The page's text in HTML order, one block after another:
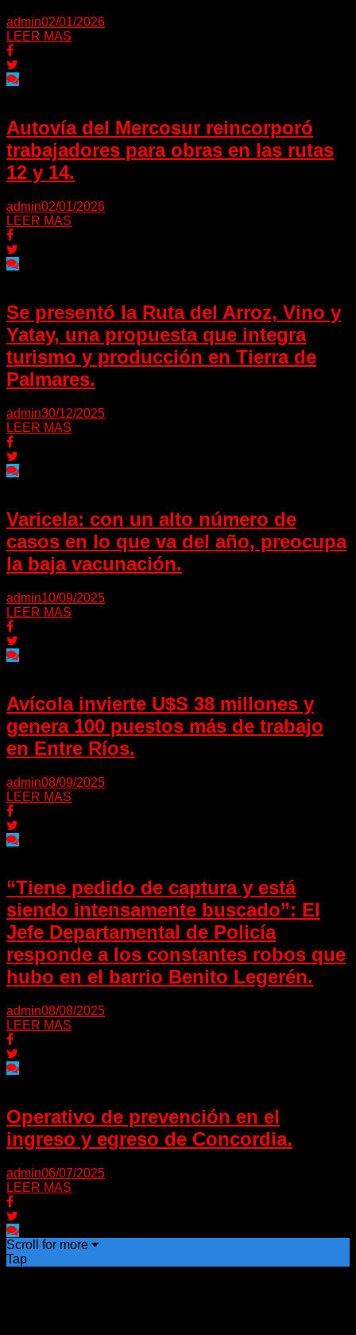
admin02/01/2026
LEER MAS
Autovía del Mercosur reincorporó
trabajadores para obras en las rutas
12 y 14.
admin02/01/2026
LEER MAS
Se presentó la Ruta del Arroz, Vino y
Yatay, una propuesta que integra
turismo y producción en Tierra de
Palmares.
admin30/12/2025
LEER MAS
Varicela: con un alto número de
casos en lo que va del año, preocupa
la baja vacunación.
admin10/09/2025
LEER MAS
Avícola invierte U$S 38 millones y
genera 100 puestos más de trabajo
en Entre Ríos.
admin08/09/2025
LEER MAS
“Tiene pedido de captura y está
siendo intensamente buscado”: El
Jefe Departamental de Policía
responde a los constantes robos que
hubo en el barrio Benito Legerén.
admin08/08/2025
LEER MAS
Operativo de prevención en el
ingreso y egreso de Concordia.
admin06/07/2025
LEER MAS
Scroll for more
Tap